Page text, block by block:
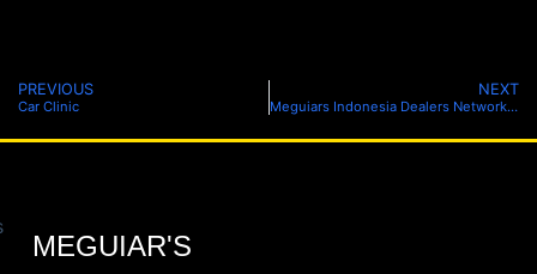
PREVIOUS
Car Clinic
NEXT
Meguiars Indonesia Dealers Network 2025
MEGUIAR'S